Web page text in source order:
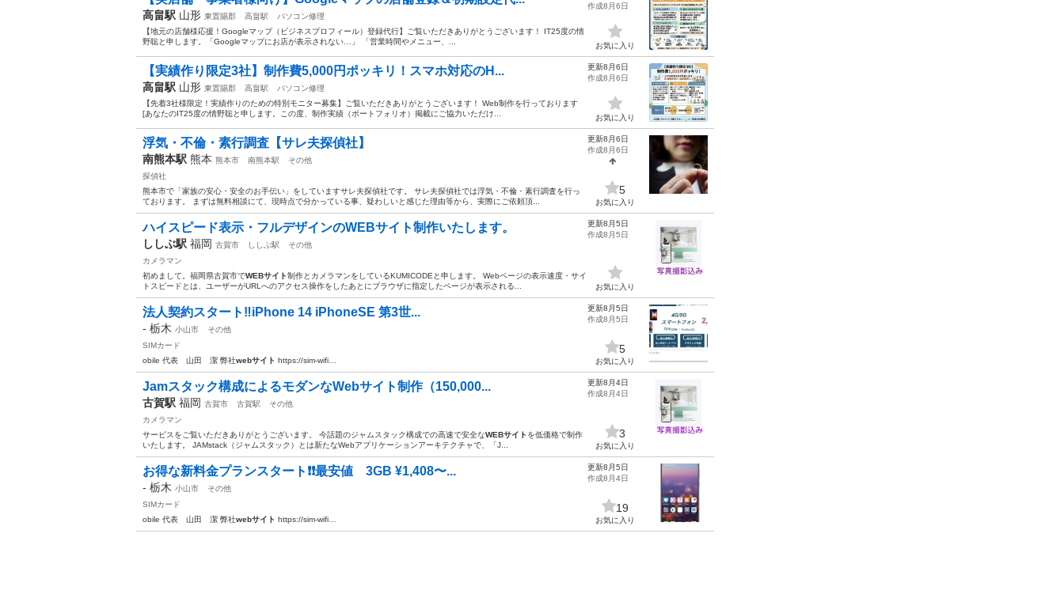
高畠駅 山形 東置賜郡 高畠駅
パソコン修理
​【地元の店舗様応援！Googleマップ（ビジネスプロフィール）登録代行】 ​ご覧いただきありがとうございます！ IT25度の情
野聡と申します。 ​「Googleマップにお店が表示されない…」 「営業時間やメニュー、...
作成8月6日
お気に入り
​【実績作り限定3社】制作費5,000円ポッキリ！スマホ対応のH...
高畠駅 山形 東置賜郡 高畠駅
パソコン修理
​【先着3社様限定！実績作りのための特別モニター募集】 ​ご覧いただきありがとうございます！ Web制作を行っております
[あなたのIT25度の情野聡と申します。 ​この度、制作実績（ポートフォリオ）掲載にご協力いただけ...
更新8月6日
作成8月6日
お気に入り
浮気・不倫・素行調査【サレ夫探偵社】
南熊本駅 熊本 熊本市 南熊本駅
その他
探偵社
熊本市で「家族の安心・安全のお手伝い」をしていますサレ夫探偵社です。 サレ夫探偵社では浮気・不倫・素行調査を行っ
ております。 まずは無料相談にて、現時点で分かっている事、疑わしいと感じた理由等から、実際にご依頼頂...
更新8月6日
作成8月6日
5
お気に入り
ハイスピード表示・フルデザインのWEBサイト制作いたします。
ししぶ駅 福岡 古賀市 ししぶ駅
その他
カメラマン
初めまして。福岡県古賀市でWEBサイト制作とカメラマンをしているKUMICODEと申します。 Webページの表示速度・サイ
トスピードとは、ユーザーがURLへのアクセス操作をしたあとにブラウザに指定したページが表示される...
更新8月5日
作成8月5日
お気に入り
法人契約スタート‼️iPhone 14 iPhoneSE 第3世...
- 栃木 小山市
その他
SIMカード
obile 代表 山田 潔 弊社webサイト https://sim-wifi…
更新8月5日
作成8月5日
5
お気に入り
Jamスタック構成によるモダンなWebサイト制作（150,000...
古賀駅 福岡 古賀市 古賀駅
その他
カメラマン
サービスをご覧いただきありがとうございます。 今話題のジャムスタック構成での高速で安全なWEBサイト を低価格で制作
いたします。 JAMstack（ジャムスタック）とは新たなWebアプリケーションアーキテクチャで、「J...
更新8月4日
作成8月4日
3
お気に入り
お得な新料金プランスタート❗️❗️最安値 3GB ¥1,408〜...
- 栃木 小山市
その他
SIMカード
obile 代表 山田 潔 弊社webサイト https://sim-wifi…
更新8月5日
作成8月4日
19
お気に入り